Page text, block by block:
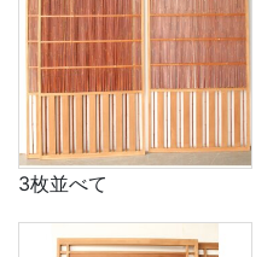
3枚並べて